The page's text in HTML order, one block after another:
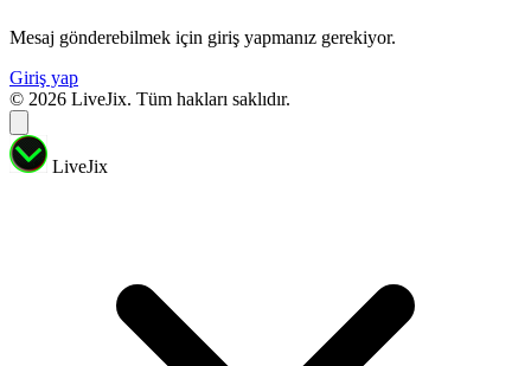
Mesaj gönderebilmek için giriş yapmanız gerekiyor.
Giriş yap
© 2026 LiveJix. Tüm hakları saklıdır.
LiveJix